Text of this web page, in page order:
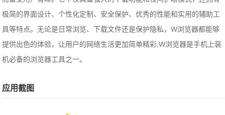
极简的界面设计、个性化定制、安全保护、优秀的性能和实用的辅助工
具等特点。无论是日常浏览、下载文件还是保护隐私，W浏览器都能够
提供出色的体验，让用户的网络生活更加简单精彩,W浏览器是手机上装
机必备的浏览器工具之一。
应用截图